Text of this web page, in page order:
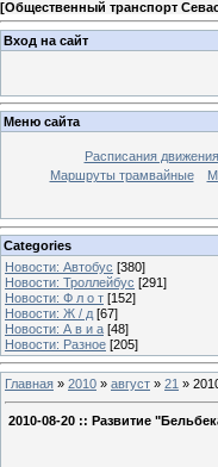
[Общественный транспорт
Вход на сайт
Меню сайта
Расписания движения
Маршруты трамвайные
Categories
Новости: Автобус [380]
Новости: Троллейбус [291]
Новости: Ф л о т [152]
Новости: Ж / д [67]
Новости: А в и а [48]
Новости: Разное [205]
Главная » 2010 » август » 21 »
2010-08-20 :: Развитие